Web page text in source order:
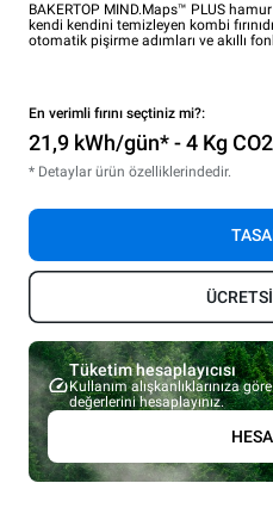
BAKERTOP MIND.Maps™ PLUS
kendi kendini temizleyen kombi
otomatik pişirme adımları ve akıllı
En verimli fırını seçtiniz mi?:
21,9 kWh/gün* - 4 Kg
* Detaylar ürün özelliklerindedir.
Tüketim hesaplayıcısı
Kullanım alışkanlıklarınıza
değerlerini hesaplayınız.